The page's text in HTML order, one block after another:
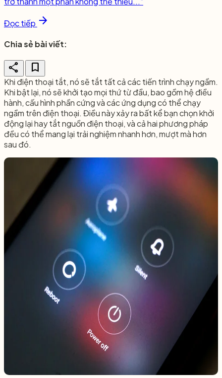
Đọc tiếp arrow_forward
Chia sẻ bài viết:
share bookmark
Khi điện thoại tắt, nó sẽ tắt tất cả các tiến trình chạy ngầm.
Khi bật lại, nó sẽ khởi tạo mọi thứ từ đầu, bao gồm hệ điều
hành, cấu hình phần cứng và các ứng dụng có thể chạy
ngầm trên điện thoại. Điều này xảy ra bất kể bạn chọn khởi
động lại hay tắt nguồn điện thoại, và cả hai phương pháp
đều có thể mang lại trải nghiệm nhanh hơn, mượt mà hơn
sau đó.